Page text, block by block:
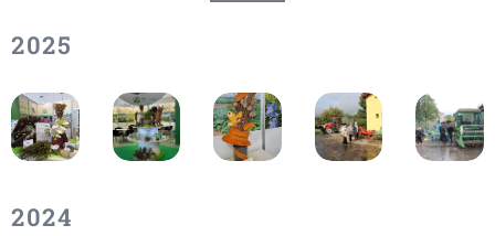
2025
2024